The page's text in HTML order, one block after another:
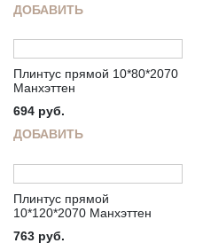
ДОБАВИТЬ
Плинтус прямой 10*80*2070
Манхэттен
694 руб.
ДОБАВИТЬ
Плинтус прямой
10*120*2070 Манхэттен
763 руб.